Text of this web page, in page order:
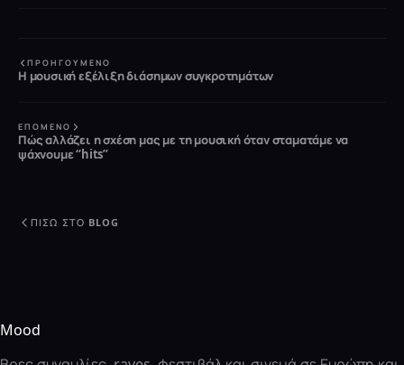
ΠΡΟΗΓΟΎΜΕΝΟ
Η μουσική εξέλιξη διάσημων συγκροτημάτων
ΕΠΌΜΕΝΟ
Πώς αλλάζει η σχέση μας με τη μουσική όταν σταματάμε να
ψάχνουμε “hits”
ΠΊΣΩ ΣΤΟ BLOG
Mood